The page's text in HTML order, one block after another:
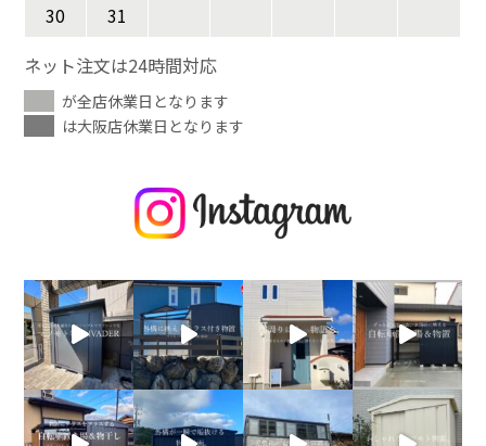
30
31
ネット注文は24時間対応
が全店休業日となります
は大阪店休業日となります